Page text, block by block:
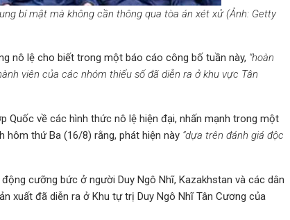
bí mật mà không cần thông qua tòa án xét xử (Ảnh: Getty
nô lệ cho biết trong một báo cáo công bố tuần này, “hoàn
viên của các nhóm thiểu số đã diễn ra ở khu vực Tân
Quốc về các hình thức nô lệ hiện đại, nhấn mạnh trong một
thứ Ba (16/8) rằng, phát hiện này “dựa trên đánh giá độc
cưỡng bức ở người Duy Ngô Nhĩ, Kazakhstan và các dân
xuất đã diễn ra ở Khu tự trị Duy Ngô Nhĩ Tân Cương của